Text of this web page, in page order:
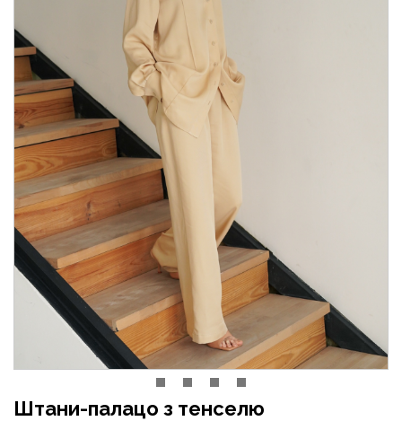
Штани-палацо з тенселю